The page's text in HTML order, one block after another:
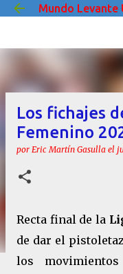
Ir al
Mundo Levante
Los fichajes
Femenino
por Eric Martín Gasulla el
Recta final de la
de dar el
los